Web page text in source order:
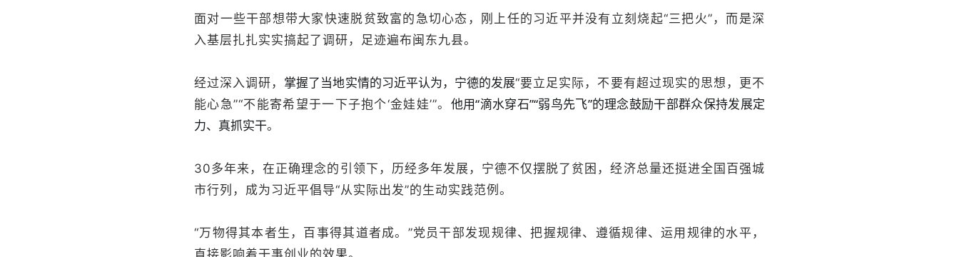
面对一些干部想带大家快速脱贫致富的急切心态，刚上任的习近平并没有立刻烧起“三把火”，而是深
入基层扎扎实实搞起了调研，足迹遍布闽东九县。
经过深入调研， 掌握了当地实情的习近平认为，宁德的发展“要立足实际，不要有超过现实的思想，更不
能心急”“不能寄希望于一下子抱个‘金娃娃’”。 他用“滴水穿石”“弱鸟先飞”的理念鼓励干部群众保持发展定
力、真抓实干。
30多年来，在正确理念的引领下，历经多年发展，宁德不仅摆脱了贫困，经济总量还挺进全国百强城
市行列，成为习近平倡导“从实际出发”的生动实践范例。
“万物得其本者生，百事得其道者成。”党员干部发现规律、把握规律、遵循规律、运用规律的水平，